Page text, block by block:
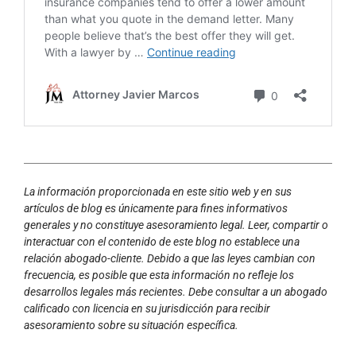
La información proporcionada en este sitio web y en sus
artículos de blog es únicamente para fines informativos
generales y no constituye asesoramiento legal. Leer, compartir o
interactuar con el contenido de este blog no establece una
relación abogado-cliente. Debido a que las leyes cambian con
frecuencia, es posible que esta información no refleje los
desarrollos legales más recientes. Debe consultar a un abogado
calificado con licencia en su jurisdicción para recibir
asesoramiento sobre su situación específica.